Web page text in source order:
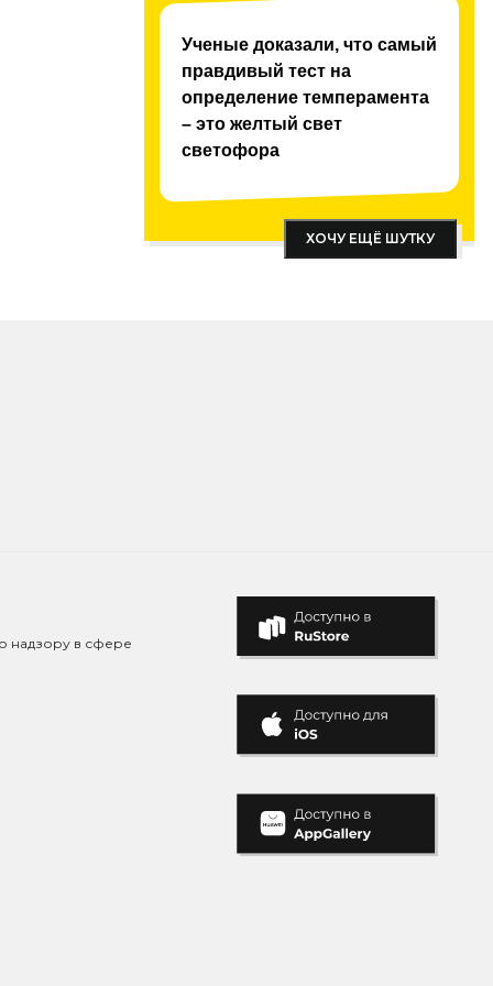
Ученые доказали, что самый
правдивый тест на
определение темперамента
– это желтый свет
светофора
ХОЧУ ЕЩЁ ШУТКУ
надзору в сфере